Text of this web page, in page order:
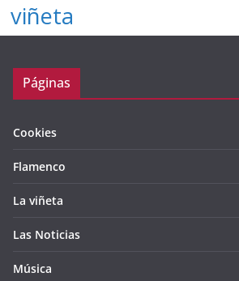
viñeta
Páginas
Cookies
Flamenco
La viñeta
Las Noticias
Música